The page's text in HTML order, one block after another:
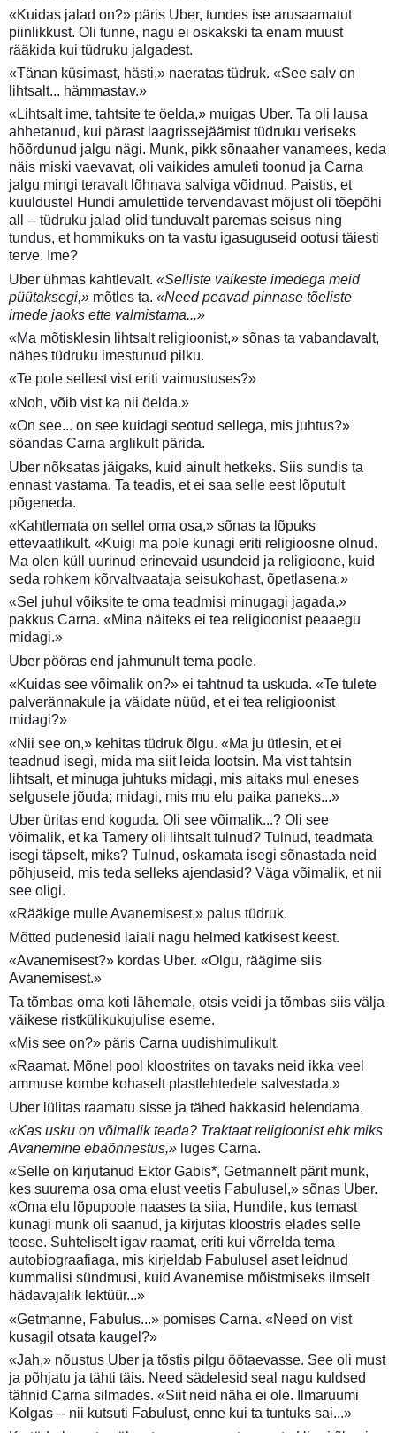
«Kuidas jalad on?» päris Uber, tundes ise arusaamatut
piinlikkust. Oli tunne, nagu ei oskakski ta enam muust
rääkida kui tüdruku jalgadest.
«Tänan küsimast, hästi,» naeratas tüdruk. «See salv on
lihtsalt... hämmastav.»
«Lihtsalt ime, tahtsite te öelda,» muigas Uber. Ta oli lausa
ahhetanud, kui pärast laagrissejäämist tüdruku veriseks
hõõrdunud jalgu nägi. Munk, pikk sõnaaher vanamees, keda
näis miski vaevavat, oli vaikides amuleti toonud ja Carna
jalgu mingi teravalt lõhnava salviga võidnud. Paistis, et
kuuldustel Hundi amulettide tervendavast mõjust oli tõepõhi
all -- tüdruku jalad olid tunduvalt paremas seisus ning
tundus, et hommikuks on ta vastu igasuguseid ootusi täiesti
terve. Ime?
Uber ühmas kahtlevalt. «Selliste väikeste imedega meid
püütaksegi,» mõtles ta. «Need peavad pinnase tõeliste
imede jaoks ette valmistama...»
«Ma mõtisklesin lihtsalt religioonist,» sõnas ta vabandavalt,
nähes tüdruku imestunud pilku.
«Te pole sellest vist eriti vaimustuses?»
«Noh, võib vist ka nii öelda.»
«On see... on see kuidagi seotud sellega, mis juhtus?»
söandas Carna arglikult pärida.
Uber nõksatas jäigaks, kuid ainult hetkeks. Siis sundis ta
ennast vastama. Ta teadis, et ei saa selle eest lõputult
põgeneda.
«Kahtlemata on sellel oma osa,» sõnas ta lõpuks
ettevaatlikult. «Kuigi ma pole kunagi eriti religioosne olnud.
Ma olen küll uurinud erinevaid usundeid ja religioone, kuid
seda rohkem kõrvaltvaataja seisukohast, õpetlasena.»
«Sel juhul võiksite te oma teadmisi minugagi jagada,»
pakkus Carna. «Mina näiteks ei tea religioonist peaaegu
midagi.»
Uber pööras end jahmunult tema poole.
«Kuidas see võimalik on?» ei tahtnud ta uskuda. «Te tulete
palverännakule ja väidate nüüd, et ei tea religioonist
midagi?»
«Nii see on,» kehitas tüdruk õlgu. «Ma ju ütlesin, et ei
teadnud isegi, mida ma siit leida lootsin. Ma vist tahtsin
lihtsalt, et minuga juhtuks midagi, mis aitaks mul eneses
selgusele jõuda; midagi, mis mu elu paika paneks...»
Uber üritas end koguda. Oli see võimalik...? Oli see
võimalik, et ka Tamery oli lihtsalt tulnud? Tulnud, teadmata
isegi täpselt, miks? Tulnud, oskamata isegi sõnastada neid
põhjuseid, mis teda selleks ajendasid? Väga võimalik, et nii
see oligi.
«Rääkige mulle Avanemisest,» palus tüdruk.
Mõtted pudenesid laiali nagu helmed katkisest keest.
«Avanemisest?» kordas Uber. «Olgu, räägime siis
Avanemisest.»
Ta tõmbas oma koti lähemale, otsis veidi ja tõmbas siis välja
väikese ristkülikukujulise eseme.
«Mis see on?» päris Carna uudishimulikult.
«Raamat. Mõnel pool kloostrites on tavaks neid ikka veel
ammuse kombe kohaselt plastlehtedele salvestada.»
Uber lülitas raamatu sisse ja tähed hakkasid helendama.
«Kas usku on võimalik teada? Traktaat religioonist ehk miks
Avanemine ebaõnnestus,» luges Carna.
«Selle on kirjutanud Ektor Gabis*, Getmannelt pärit munk,
kes suurema osa oma elust veetis Fabulusel,» sõnas Uber.
«Oma elu lõpupoole naases ta siia, Hundile, kus temast
kunagi munk oli saanud, ja kirjutas kloostris elades selle
teose. Suhteliselt igav raamat, eriti kui võrrelda tema
autobiograafiaga, mis kirjeldab Fabulusel aset leidnud
kummalisi sündmusi, kuid Avanemise mõistmiseks ilmselt
hädavajalik lektüür...»
«Getmanne, Fabulus...» pomises Carna. «Need on vist
kusagil otsata kaugel?»
«Jah,» nõustus Uber ja tõstis pilgu öötaevasse. See oli must
ja põhjatu ja tähti täis. Need sädelesid seal nagu kuldsed
tähnid Carna silmades. «Siit neid näha ei ole. Ilmaruumi
Kolgas -- nii kutsuti Fabulust, enne kui ta tuntuks sai...»